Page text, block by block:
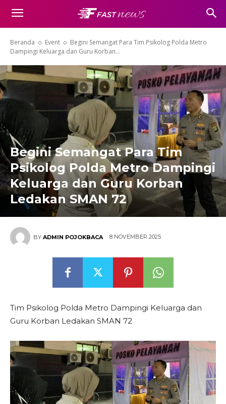
Beranda Event
Begini Semangat Para Tim Psikolog Polda Metro
Dampingi Keluarga dan Guru Korban...
Begini Semangat Para Tim
Psikolog Polda Metro Dampingi
Keluarga dan Guru Korban
Ledakan SMAN 72
BY ADMIN POJOKBACA 8 NOVEMBER 2025
Tim Psikolog Polda Metro Dampingi Keluarga dan
Guru Korban Ledakan SMAN 72